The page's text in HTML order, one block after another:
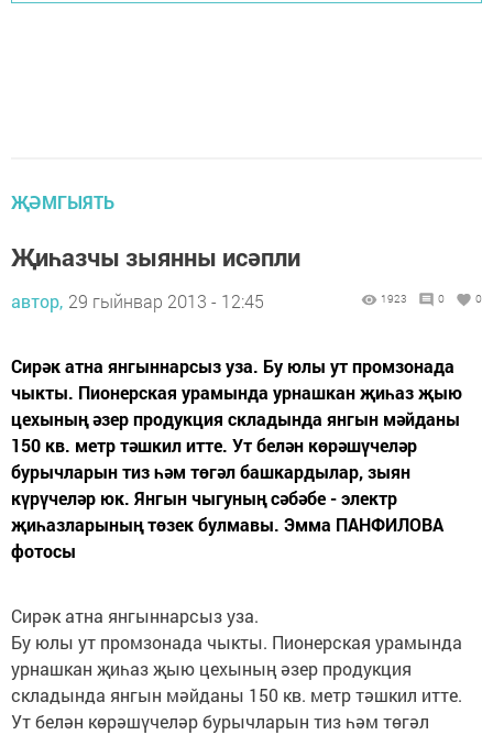
ҖӘМГЫЯТЬ
Җиһазчы зыянны исәпли
автор, 29 гыйнвар 2013 - 12:45 1923 0 0
Сирәк атна янгыннарсыз уза. Бу юлы ут промзонада
чыкты. Пионерская урамында урнашкан җиһаз җыю
цехының әзер продукция складында янгын мәйданы
150 кв. метр тәшкил итте. Ут белән көрәшүчеләр
бурычларын тиз һәм төгәл башкардылар, зыян
күрүчеләр юк. Янгын чыгуның сәбәбе - электр
җиһазларының төзек булмавы. Эмма ПАНФИЛОВА
фотосы
Сирәк атна янгыннарсыз уза.
Бу юлы ут промзонада чыкты. Пионерская урамында
урнашкан җиһаз җыю цехының әзер продукция
складында янгын мәйданы 150 кв. метр тәшкил итте.
Ут белән көрәшүчеләр бурычларын тиз һәм төгәл